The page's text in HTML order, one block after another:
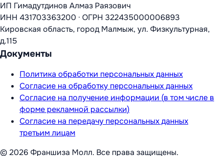
ИП Гимадутдинов Алмаз Раязович
ИНН 431703363200 · ОГРН 322435000006893
Кировская область, город Малмыж, ул. Физкультурная,
д.115
Документы
Политика обработки персональных данных
Согласие на обработку персональных данных
Согласие на получение информации (в том числе в
форме рекламной рассылки)
Согласие на передачу персональных данных
третьим лицам
© 2026 Франшиза Молл. Все права защищены.